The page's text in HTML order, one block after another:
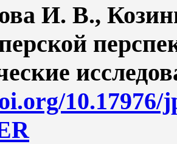
И. В.,
10.17976/